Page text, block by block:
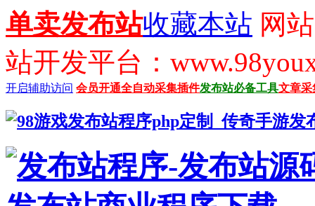
单卖发布站收藏本站 网
站开发平台：
开启辅助访问 会员开通全自动采集插件发布站必备工具文章采